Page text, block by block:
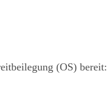
(OS) bereit: